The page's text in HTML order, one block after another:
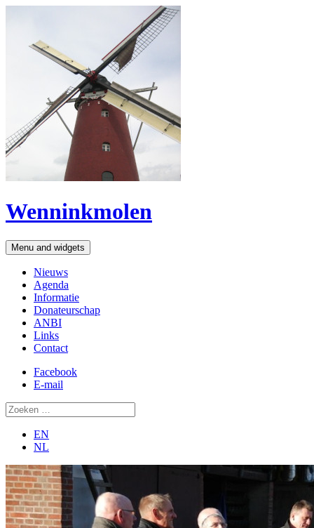
Wenninkmolen
Menu and widgets
Nieuws
Agenda
Informatie
Donateurschap
ANBI
Links
Contact
Facebook
E-mail
EN
NL